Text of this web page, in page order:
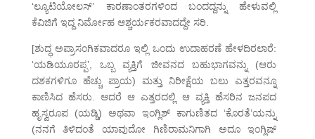
‘ಲ್ಯೂಟಿಯೋಲಸ್’ ಕಾರಣಾಂತರಗಳಿಂದ ಬಂದದ್ದನ್ನು ಹೇಳುವಲ್ಲಿ
ಕೆವಿಜಿಗೆ ಇದ್ದ ನಿರ್ಮೋಹ ಆಶ್ಚರ್ಯಕರವಾದದ್ದೇ ಸರಿ.
[ಶುದ್ಧ ಅಪ್ರಾಸಂಗಿಕವಾದರೂ ಇಲ್ಲಿ ಒಂದು ಉದಾಹರಣೆ ಹೇಳದಿರಲಾರೆ:
‘ಯಡಿಯೂರಪ್ಪ’, ಒಬ್ಬ ವ್ಯಕ್ತಿಗೆ ಜೀವನದ ಬಹುಭಾಗವನ್ನು (ಆರು
ದಶಕಗಳಿಗೂ ಹೆಚ್ಚು ಪ್ರಾಯ) ಮತ್ತು ನಿರೀಕ್ಷೆಯ ಬಲು ಎತ್ತರವನ್ನೂ
ಕಾಣಿಸಿದ ಹೆಸರು. ಆದರೆ ಆ ಎತ್ತರದಲ್ಲಿ ಆ ವ್ಯಕ್ತಿ ಹೆಸರಿನ ಜನಪದ
ಹೃಸ್ವರೂಪ (ಯಡ್ಡಿ) ಅಥವಾ ಇಂಗ್ಲಿಶ್ ಕಾಗುಣಿತದ ‘ಕೊರತೆ’ಯನ್ನು
(ನನಗೆ ತಿಳಿದಂತೆ ಯಾವುದೋ ಗಿಣಿರಾಮನಿಗಾಗಿ ಅದೂ ಇಂಗ್ಲಿಷ್